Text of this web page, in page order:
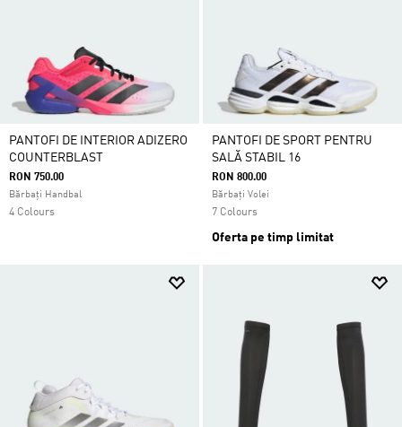
PANTOFI DE INTERIOR ADIZERO
COUNTERBLAST
RON 750.00
Bărbați Handbal
4 Colours
PANTOFI DE SPORT PENTRU
SALĂ STABIL 16
RON 800.00
Bărbați Volei
7 Colours
Oferta pe timp limitat